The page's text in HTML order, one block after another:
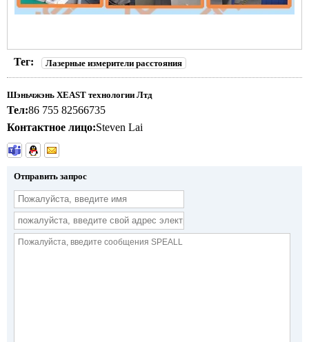
Тег: Лазерные измерители расстояния
Шэньчжэнь XEAST технологии Лтд
Тел:86 755 82566735
Контактное лицо:Steven Lai
Отправить запрос